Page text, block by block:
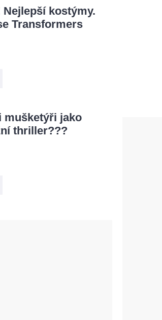
Nejlepší kostýmy.
Transformers
mušketýři jako
thriller???